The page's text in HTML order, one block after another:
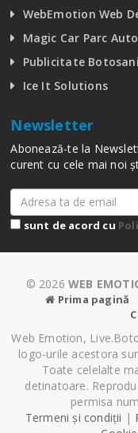
WebEmotion Web
Magic Car Parc Auto
Publicitate Botosani
Ice It Solutions
Newsletter
Abonează-te la
curent cu cele mai noi
sunt de acord cu
© 2026 WEB
Prima pagină
Web Emotion,
logo-urile acestora
Toate celelalte
detinatoare.
permisa
Termeni și condiții |